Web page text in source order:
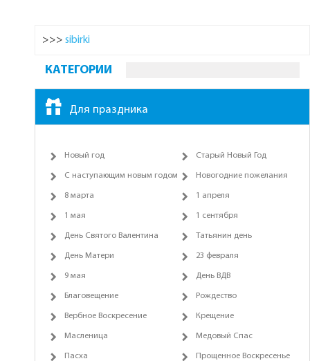
>>> sibirki
КАТЕГОРИИ
Для праздника
Новый год Старый Новый Год
С наступающим новым годом Новогодние пожелания
8 марта 1 апреля
1 мая 1 сентября
День Святого Валентина Татьянин день
День Матери 23 февраля
9 мая День ВДВ
Благовещение Рождество
Вербное Воскресение Крещение
Масленица Медовый Спас
Пасха Прощенное Воскресенье